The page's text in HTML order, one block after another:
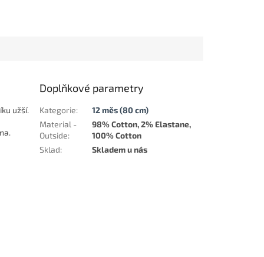
užší.
Doplňkové parametry
Kategorie:
12 měs (80 cm)
Material -
Outside:
98% Cotton, 2% Elastane,
100% Cotton
Sklad: Skladem u nás